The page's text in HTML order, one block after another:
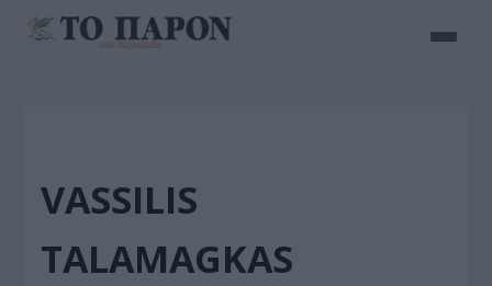
VASSILIS
TALAMAGKAS